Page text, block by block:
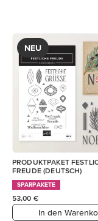
NEU
PRODUKTPAKET
FREUDE (DEUTSCH)
SPARPAKETE
53,00 €
In den